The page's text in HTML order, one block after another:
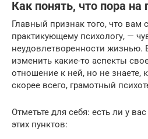
Как понять, что пора на
Главный признак того, что вам
практикующему психологу, —
неудовлетворенности жизнью.
изменить какие-то аспекты
отношение к ней, но не знаете,
скорее всего, грамотный
Отметьте для себя: есть ли у
этих пунктов: